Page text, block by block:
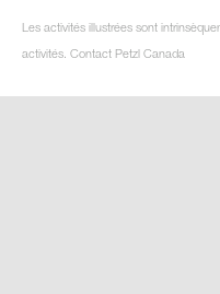
Les activités illustrées sont
activités. Contact Petzl Canada